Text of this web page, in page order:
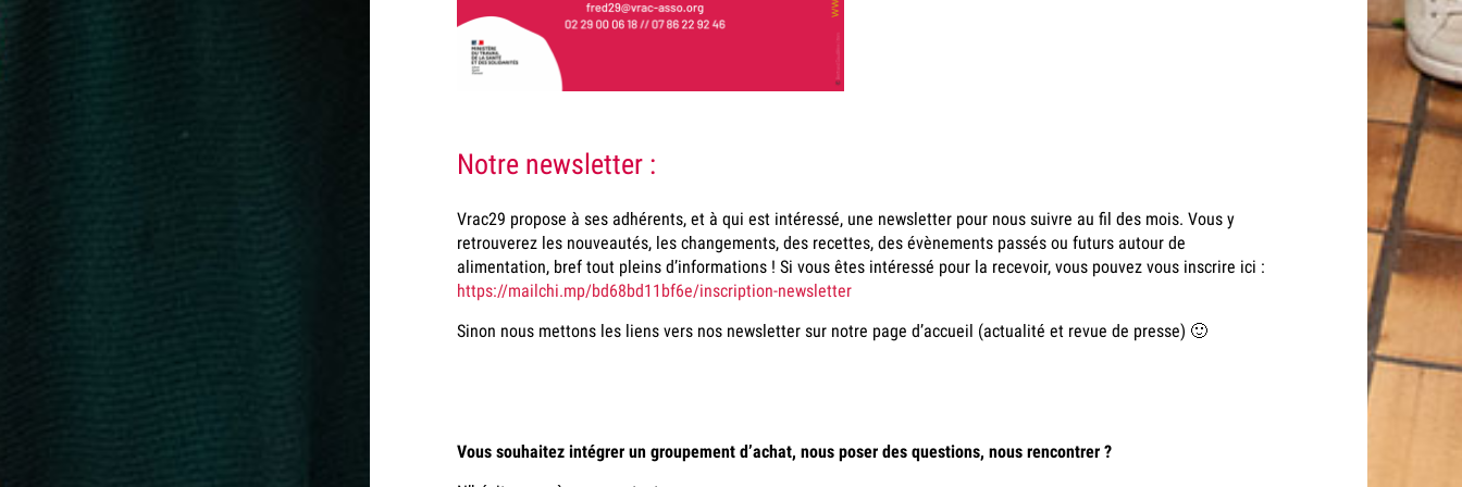
Notre newsletter :
Vrac29 propose à ses adhérents, et à qui est intéressé, une newsletter pour nous suivre au fil des mois. Vous y
retrouverez les nouveautés, les changements, des recettes, des évènements passés ou futurs autour de
alimentation, bref tout pleins d’informations ! Si vous êtes intéressé pour la recevoir, vous pouvez vous inscrire ici :
https://mailchi.mp/bd68bd11bf6e/inscription-newsletter
Sinon nous mettons les liens vers nos newsletter sur notre page d’accueil (actualité et revue de presse) 🙂
Vous souhaitez intégrer un groupement d’achat, nous poser des questions, nous rencontrer ?